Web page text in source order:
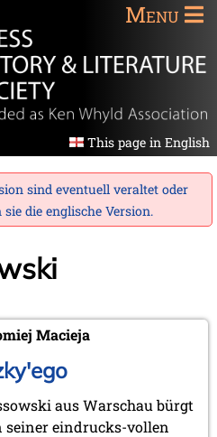
Menu
This page in English
sind eventuell veraltet oder
die englische Version.
Macieja
aus Warschau bürgt
seiner eindrucks-vollen